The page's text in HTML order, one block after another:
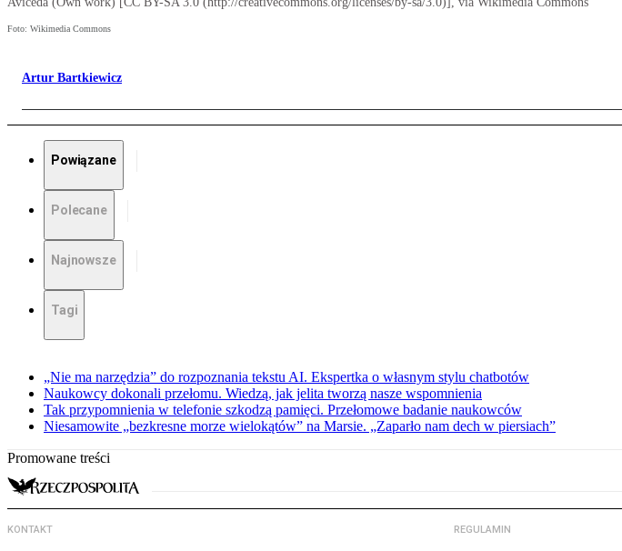
Foto: Wikimedia Commons
Artur Bartkiewicz
Powiązane
Polecane
Najnowsze
Tagi
„Nie ma narzędzia” do rozpoznania tekstu AI. Ekspertka o własnym stylu chatbotów
Naukowcy dokonali przełomu. Wiedzą, jak jelita tworzą nasze wspomnienia
Tak przypomnienia w telefonie szkodzą pamięci. Przełomowe badanie naukowców
Niesamowite „bezkresne morze wielokątów” na Marsie. „Zaparło nam dech w piersiach”
Promowane treści
KONTAKT REGULAMIN